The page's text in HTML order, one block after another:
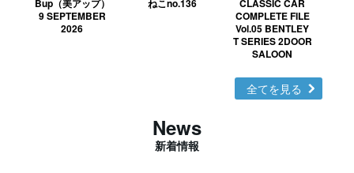
Bup（美アップ）
9 SEPTEMBER
2026
ねこno.136
CLASSIC CAR
COMPLETE FILE
Vol.05 BENTLEY
T SERIES 2DOOR
SALOON
全てを見る
News
新着情報